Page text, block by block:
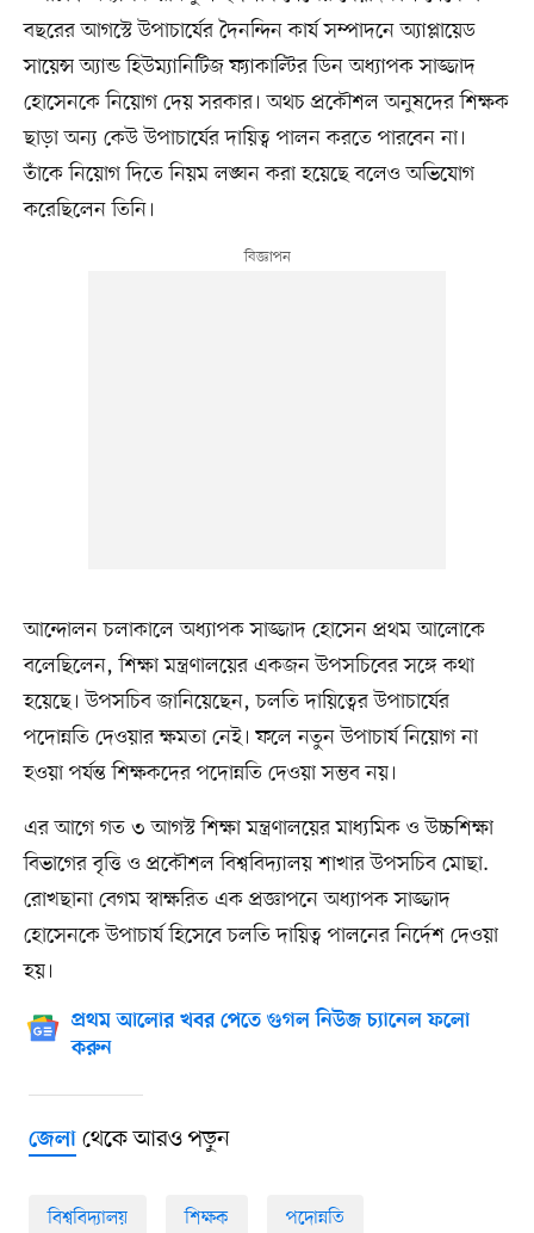
বছরের আগস্টে উপাচার্যের দৈনন্দিন কার্য সম্পাদনে অ্যাপ্লায়েড
সায়েন্স অ্যান্ড হিউম্যানিটিজ ফ্যাকাল্টির ডিন অধ্যাপক সাজ্জাদ
হোসেনকে নিয়োগ দেয় সরকার। অথচ প্রকৌশল অনুষদের শিক্ষক
ছাড়া অন্য কেউ উপাচার্যের দায়িত্ব পালন করতে পারবেন না।
তাঁকে নিয়োগ দিতে নিয়ম লঙ্ঘন করা হয়েছে বলেও অভিযোগ
করেছিলেন তিনি।
আন্দোলন চলাকালে অধ্যাপক সাজ্জাদ হোসেন প্রথম আলোকে
বলেছিলেন, শিক্ষা মন্ত্রণালয়ের একজন উপসচিবের সঙ্গে কথা
হয়েছে। উপসচিব জানিয়েছেন, চলতি দায়িত্বের উপাচার্যের
পদোন্নতি দেওয়ার ক্ষমতা নেই। ফলে নতুন উপাচার্য নিয়োগ না
হওয়া পর্যন্ত শিক্ষকদের পদোন্নতি দেওয়া সম্ভব নয়।
এর আগে গত ৩ আগস্ট শিক্ষা মন্ত্রণালয়ের মাধ্যমিক ও উচ্চশিক্ষা
বিভাগের বৃত্তি ও প্রকৌশল বিশ্ববিদ্যালয় শাখার উপসচিব মোছা.
রোখছানা বেগম স্বাক্ষরিত এক প্রজ্ঞাপনে অধ্যাপক সাজ্জাদ
হোসেনকে উপাচার্য হিসেবে চলতি দায়িত্ব পালনের নির্দেশ দেওয়া
হয়।
প্রথম আলোর খবর পেতে গুগল নিউজ চ্যানেল ফলো
করুন
জেলাথেকে আরও পড়ুন
বিশ্ববিদ্যালয় শিক্ষক পদোন্নতি